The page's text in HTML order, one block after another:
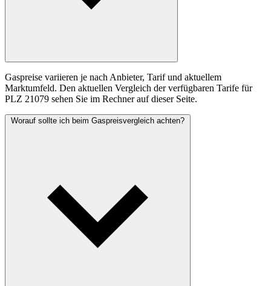
Gaspreise variieren je nach Anbieter, Tarif und aktuellem
Marktumfeld. Den aktuellen Vergleich der verfügbaren Tarife für
PLZ 21079 sehen Sie im Rechner auf dieser Seite.
Worauf sollte ich beim Gaspreisvergleich achten?